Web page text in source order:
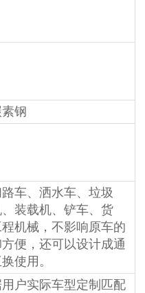
钢
车、洒水车、垃圾
装载机、铲车、货
机械，不影响原车的
便，还可以设计成通
使用。
户实际车型定制匹配